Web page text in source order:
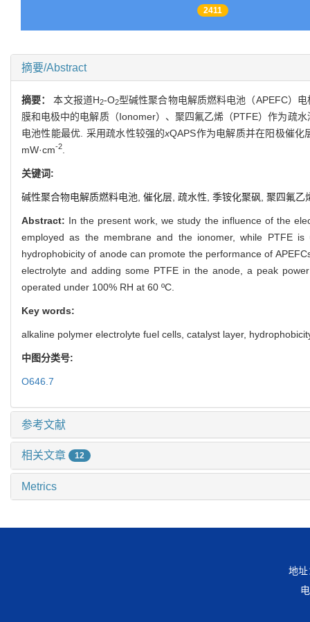
2411
摘要/Abstract
摘要：本文报道H2-O2型碱性聚合物电解质燃料电池（APEFC）
膜和电极中的电解质（Ionomer）、聚四氟乙烯（PTFE）作为疏
电池性能最优. 采用疏水性较强的xQAPS作为电解质并在阳极催
mW·cm-2
关键词:
碱性聚合物电解质燃料电池, 催化层, 疏水性, 季铵化聚砜, 聚四氟乙
Abstract: In the present work, we study the influence of the
employed as the membrane and the ionomer, while PTFE
hydrophobicity of anode can promote the performance of
electrolyte and adding some PTFE in the anode, a peak
operated under 100% RH at 60 ºC.
Key words:
alkaline polymer electrolyte fuel cells, catalyst layer,
中图分类号:
O646.7
参考文献
相关文章 12
Metrics
地